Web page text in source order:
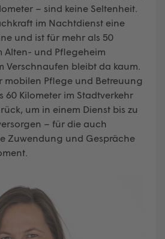
– sind keine Seltenheit.
im Nachtdienst eine
und ist für mehr als 50
Alten- und Pflegeheim
Verschnaufen bleibt da kaum.
mobilen Pflege und Betreuung
60 Kilometer im Stadtverkehr
um in einem Dienst bis zu
– für die auch
Zuwendung und Gespräche